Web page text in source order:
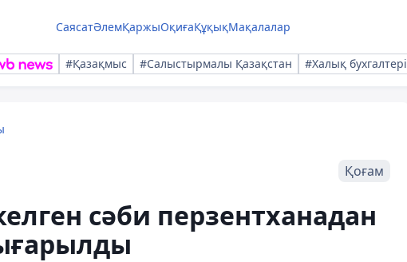
СаясатӘлемҚаржыОқиғаҚұқықМақалалар
#Қазақмыс #Салыстырмалы Қазақстан #Халық бухгалтері
Қоғам
сәби перзентханадан